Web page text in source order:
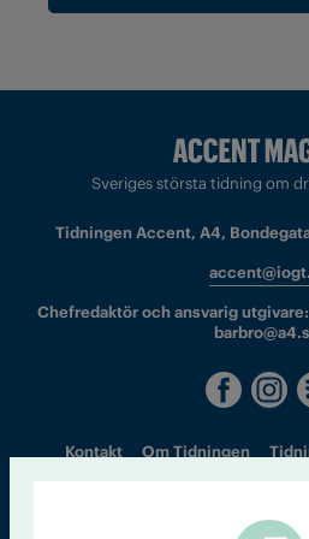
Sveriges största tidning om
Tidningen Accent, A4,
Chefredaktör och ansvarig
Kontakt Om Tidningen